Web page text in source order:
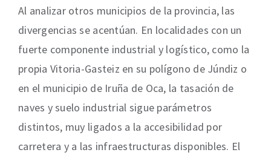
Al analizar otros municipios de la provincia, las
divergencias se acentúan. En localidades con un
fuerte componente industrial y logístico, como la
propia Vitoria-Gasteiz en su polígono de Júndiz o
en el municipio de Iruña de Oca, la tasación de
naves y suelo industrial sigue parámetros
distintos, muy ligados a la accesibilidad por
carretera y a las infraestructuras disponibles. El